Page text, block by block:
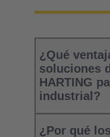
¿Qué
soluciones
HARTING
industrial?
¿Por qué